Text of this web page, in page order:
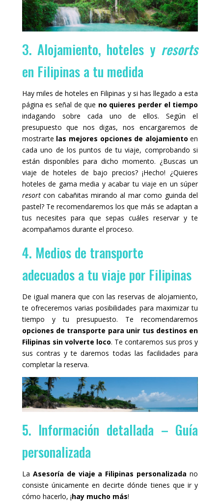
3. Alojamiento, hoteles y resorts
en Filipinas a tu medida
Hay miles de hoteles en Filipinas y si has llegado a esta
página es señal de que no quieres perder el tiempo
indagando sobre cada uno de ellos. Según el
presupuesto que nos digas, nos encargaremos de
mostrarte las mejores opciones de alojamiento en
cada uno de los puntos de tu viaje, comprobando si
están disponibles para dicho momento. ¿Buscas un
viaje de hoteles de bajo precios? ¡Hecho! ¿Quieres
hoteles de gama media y acabar tu viaje en un súper
resortcon cabañitas mirando al mar como guinda del
pastel? Te recomendaremos los que más se adaptan a
tus necesites para que sepas cuáles reservar y te
acompañamos durante el proceso.
4. Medios de transporte
adecuados a tu viaje por Filipinas
De igual manera que con las reservas de alojamiento,
te ofreceremos varias posibilidades para maximizar tu
tiempo y tu presupuesto. Te recomendaremos
opciones de transporte para unir tus destinos en
Filipinas sin volverte loco. Te contaremos sus pros y
sus contras y te daremos todas las facilidades para
completar la reserva.
5. Información detallada – Guía
personalizada
La Asesoría de viaje a Filipinas personalizada no
consiste únicamente en decirte dónde tienes que ir y
cómo hacerlo, ¡hay mucho más!